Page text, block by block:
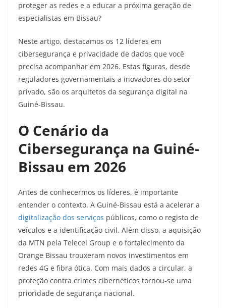
proteger as redes e a educar a próxima geração de
especialistas em Bissau?
Neste artigo, destacamos os 12 líderes em
cibersegurança e privacidade de dados que você
precisa acompanhar em 2026. Estas figuras, desde
reguladores governamentais a inovadores do setor
privado, são os arquitetos da segurança digital na
Guiné-Bissau.
O Cenário da
Cibersegurança na Guiné-
Bissau em 2026
Antes de conhecermos os líderes, é importante
entender o contexto. A Guiné-Bissau está a acelerar a
digitalização dos serviços públicos, como o registo de
veículos e a identificação civil. Além disso, a aquisição
da MTN pela Telecel Group e o fortalecimento da
Orange Bissau trouxeram novos investimentos em
redes 4G e fibra ótica. Com mais dados a circular, a
proteção contra crimes cibernéticos tornou-se uma
prioridade de segurança nacional.